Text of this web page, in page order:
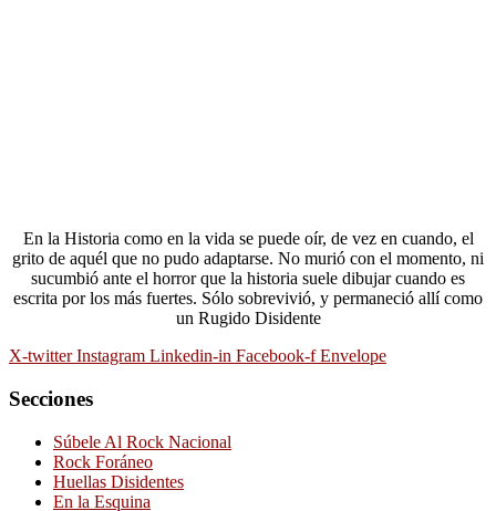
En la Historia como en la vida se puede oír, de vez en cuando, el
grito de aquél que no pudo adaptarse. No murió con el momento, ni
sucumbió ante el horror que la historia suele dibujar cuando es
escrita por los más fuertes. Sólo sobrevivió, y permaneció allí como
un Rugido Disidente
X-twitter Instagram Linkedin-in Facebook-f Envelope
Secciones
Súbele Al Rock Nacional
Rock Foráneo
Huellas Disidentes
En la Esquina